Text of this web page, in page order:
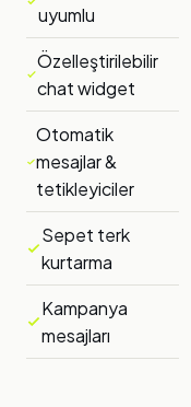
uyumlu
Özelleştirilebilir
chat widget
Otomatik
mesajlar &
tetikleyiciler
Sepet terk
kurtarma
Kampanya
mesajları